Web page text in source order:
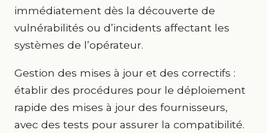
immédiatement dès la découverte de
vulnérabilités ou d’incidents affectant les
systèmes de l’opérateur.
Gestion des mises à jour et des correctifs :
établir des procédures pour le déploiement
rapide des mises à jour des fournisseurs,
avec des tests pour assurer la compatibilité.